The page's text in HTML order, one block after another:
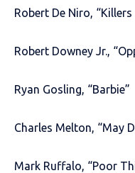
Robert De Niro,
Robert Downey Jr.,
Ryan Gosling, “Barbie”
Charles Melton, “May
Mark Ruffalo, “Poor